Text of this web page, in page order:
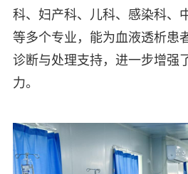
科、妇产科、儿科、感染科、
等多个专业，能为血液透析患
诊断与处理支持，进一步增强
力。